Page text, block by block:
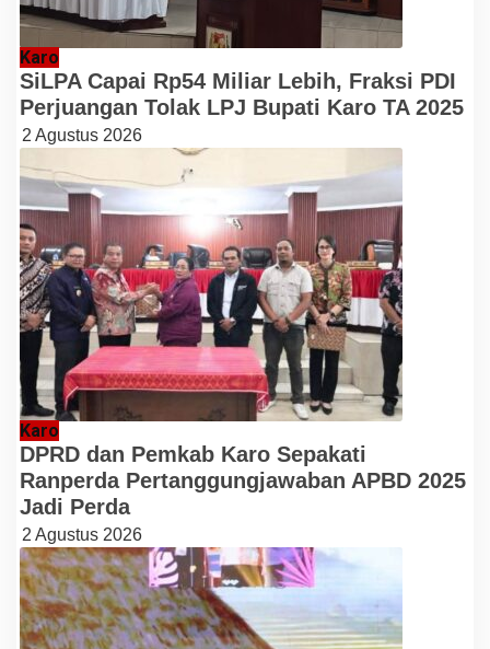
Karo
SiLPA Capai Rp54 Miliar Lebih, Fraksi PDI
Perjuangan Tolak LPJ Bupati Karo TA 2025
2 Agustus 2026
Karo
DPRD dan Pemkab Karo Sepakati
Ranperda Pertanggungjawaban APBD 2025
Jadi Perda
2 Agustus 2026